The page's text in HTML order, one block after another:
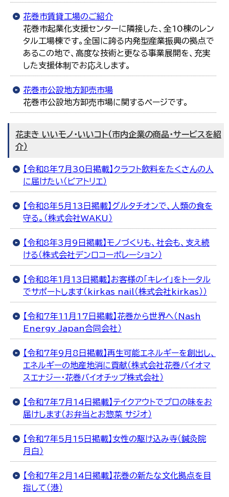
花巻市賃貸工場のご紹介
花巻市起業化支援センターに隣接した、全10棟のレン
タル工場棟です。全国に誇る内発型産業振興の拠点で
あるこの地で、高度な技術と更なる事業展開を、充実
した支援体制でお応えします。
花巻市公設地方卸売市場
花巻市公設地方卸売市場に関するページです。
花まき いいモノ・いいコト（市内企業の商品・サービスを紹
介）
【令和8年7月30日掲載】クラフト飲料をたくさんの人
に届けたい（ビアトリエ）
【令和8年5月13日掲載】グルタチオンで、人類の食を
守る。（株式会社WAKU）
【令和8年3月9日掲載】モノづくりも、社会も、支え続
ける（株式会社デンロコーポレーション）
【令和8年1月13日掲載】お客様の「キレイ」をトータル
でサポートします（kirkas nail（株式会社kirkas））
【令和7年11月17日掲載】花巻から世界へ（Nash
Energy Japan合同会社）
【令和7年9月8日掲載】再生可能エネルギーを創出し、
エネルギーの地産地消に貢献（株式会社花巻バイオマ
スエナジー・花巻バイオチップ株式会社）
【令和7年7月14日掲載】テイクアウトでプロの味をお
届けします（お弁当とお惣菜 サジオ）
【令和7年5月15日掲載】女性の駆け込み寺（鍼灸院
月白）
【令和7年2月14日掲載】花巻の新たな文化拠点を目
指して（港）